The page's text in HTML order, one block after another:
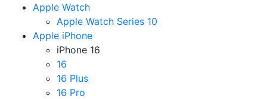
Apple Watch
Apple Watch Series 10
Apple iPhone
iPhone 16
16
16 Plus
16 Pro